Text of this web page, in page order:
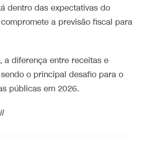
dentro das expectativas do
a previsão fiscal para
a diferença entre receitas e
o principal desafio para o
públicas em 2026.